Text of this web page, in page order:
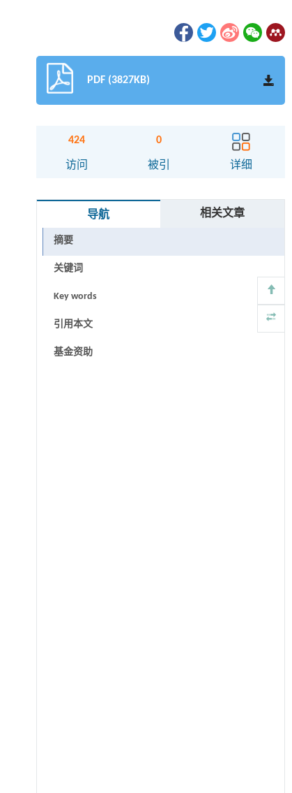
PDF (3827KB)
424
访问
0
被引 详细
导航 相关文章
摘要
关键词
Key words
引用本文
基金资助